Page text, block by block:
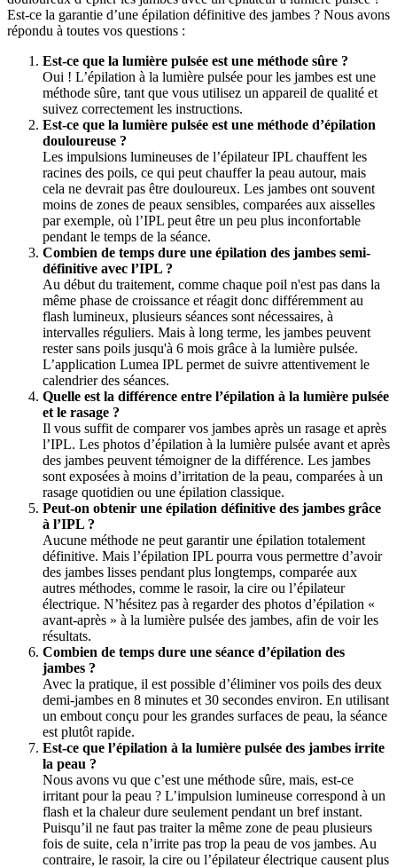
Est-ce la garantie d’une épilation définitive des jambes ? Nous avons
répondu à toutes vos questions :
Est-ce que la lumière pulsée est une méthode sûre ?
Oui ! L’épilation à la lumière pulsée pour les jambes est une
méthode sûre, tant que vous utilisez un appareil de qualité et
suivez correctement les instructions.
Est-ce que la lumière pulsée est une méthode d’épilation
douloureuse ?
Les impulsions lumineuses de l’épilateur IPL chauffent les
racines des poils, ce qui peut chauffer la peau autour, mais
cela ne devrait pas être douloureux. Les jambes ont souvent
moins de zones de peaux sensibles, comparées aux aisselles
par exemple, où l’IPL peut être un peu plus inconfortable
pendant le temps de la séance.
Combien de temps dure une épilation des jambes semi-
définitive avec l’IPL ?
Au début du traitement, comme chaque poil n'est pas dans la
même phase de croissance et réagit donc différemment au
flash lumineux, plusieurs séances sont nécessaires, à
intervalles réguliers. Mais à long terme, les jambes peuvent
rester sans poils jusqu'à 6 mois grâce à la lumière pulsée.
L’application Lumea IPL permet de suivre attentivement le
calendrier des séances.
Quelle est la différence entre l’épilation à la lumière pulsée
et le rasage ?
Il vous suffit de comparer vos jambes après un rasage et après
l’IPL. Les photos d’épilation à la lumière pulsée avant et après
des jambes peuvent témoigner de la différence. Les jambes
sont exposées à moins d’irritation de la peau, comparées à un
rasage quotidien ou une épilation classique.
Peut-on obtenir une épilation définitive des jambes grâce
à l’IPL ?
Aucune méthode ne peut garantir une épilation totalement
définitive. Mais l’épilation IPL pourra vous permettre d’avoir
des jambes lisses pendant plus longtemps, comparée aux
autres méthodes, comme le rasoir, la cire ou l’épilateur
électrique. N’hésitez pas à regarder des photos d’épilation «
avant-après » à la lumière pulsée des jambes, afin de voir les
résultats.
Combien de temps dure une séance d’épilation des
jambes ?
Avec la pratique, il est possible d’éliminer vos poils des deux
demi-jambes en 8 minutes et 30 secondes environ. En utilisant
un embout conçu pour les grandes surfaces de peau, la séance
est plutôt rapide.
Est-ce que l’épilation à la lumière pulsée des jambes irrite
la peau ?
Nous avons vu que c’est une méthode sûre, mais, est-ce
irritant pour la peau ? L’impulsion lumineuse correspond à un
flash et la chaleur dure seulement pendant un bref instant.
Puisqu’il ne faut pas traiter la même zone de peau plusieurs
fois de suite, cela n’irrite pas trop la peau de vos jambes. Au
contraire, le rasoir, la cire ou l’épilateur électrique causent plus